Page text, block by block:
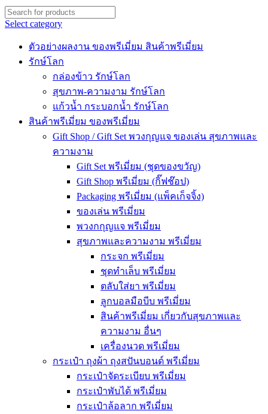
Select category
ตัวอย่างผลงาน ของพรีเมี่ยม สินค้าพรีเมี่ยม
รักษ์โลก
กล่องข้าว รักษ์โลก
สุขภาพ-ความงาม รักษ์โลก
แก้วน้ำ กระบอกน้ำ รักษ์โลก
สินค้าพรีเมี่ยม ของพรีเมี่ยม
Gift Shop / Gift Set พวงกุญแจ ของเล่น สุขภาพและ
ความงาม
Gift Set พรีเมี่ยม (ชุดของขวัญ)
Gift Shop พรีเมี่ยม (กิ๊ฟช๊อป)
Packaging พรีเมี่ยม (แพ็คเก็จจิ้ง)
ของเล่น พรีเมี่ยม
พวงกกุญแจ พรีเมี่ยม
สุขภาพและความงาม พรีเมี่ยม
กระจก พรีเมี่ยม
ชุดทำเล็บ พรีเมี่ยม
ตลับใส่ยา พรีเมี่ยม
ลูกบอลมือบีบ พรีเมี่ยม
สินค้าพรีเมี่ยม เกี่ยวกับสุขภาพและ
ความงาม อื่นๆ
เครื่องนวด พรีเมี่ยม
กระเป๋า ถุงผ้า ถุงสปันบอนด์ พรีเมี่ยม
กระเป๋าจัดระเบียบ พรีเมี่ยม
กระเป๋าพับได้ พรีเมี่ยม
กระเป๋าล้อลาก พรีเมี่ยม